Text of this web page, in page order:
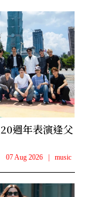
週年表演逢父
07 Aug 2026 music